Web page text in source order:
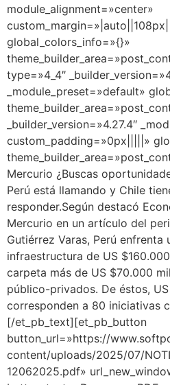
module_alignment=»center»
global_colors_info=»{}»
type=»4_4″
_module_preset=»default»
_builder_version=»4.27.4″
custom_padding=»0px|||||»
Mercurio ¿Buscas
Perú está llamando y Chile
responder.Según destacó
Mercurio en un artículo del
Gutiérrez Varas, Perú enfrenta
infraestructura de US
carpeta más de US $70.000
público-privados. De éstos,
corresponden a 80 iniciativas
[/et_pb_text][et_pb_button
button_url=»https://
content/uploads/2025/07/
12062025.pdf»